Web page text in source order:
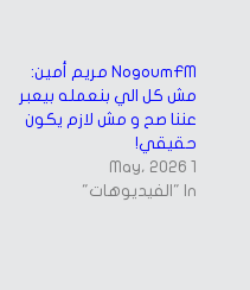
window)
window)
NogoumFM مريم أمين:
مش كل الي بنعمله بيعبر
عننا صح و مش لازم يكون
حقيقي!
1 May، 2026
In "الفيديوهات"